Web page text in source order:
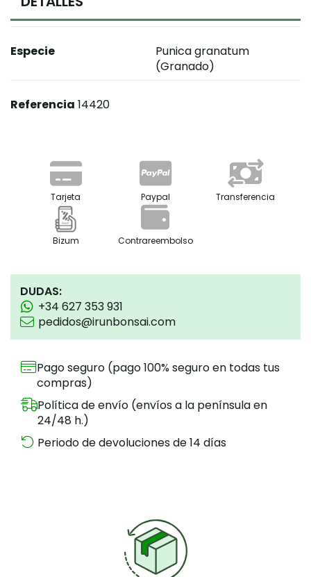
Especie
Punica granatum
(Granado)
Referencia 14420
Tarjeta Paypal Transferencia
Bizum Contrareembolso
DUDAS:
+34 627 353 931
pedidos@irunbonsai.com
Pago seguro (pago 100% seguro en todas tus
compras)
Política de envío (envíos a la península en
24/48 h.)
Periodo de devoluciones de 14 días